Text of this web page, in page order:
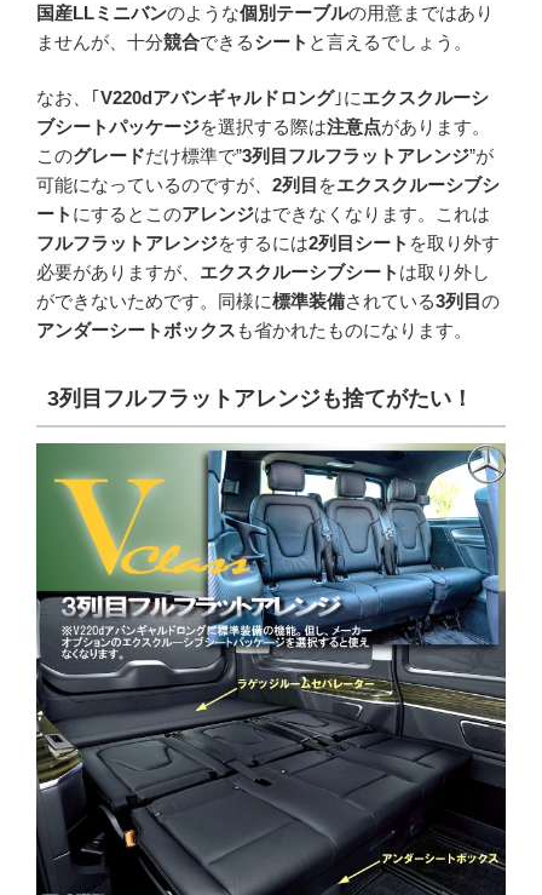
国産LLミニバンのような個別テーブルの用意まではあり
ませんが、十分競合できるシート と言えるでしょう。
なお、｢V220dアバンギャルドロング｣にエクスクルーシ
ブシートパッケージを選択する際は注意点があります。
このグレードだけ標準で”3列目フルフラットアレンジ”が
可能になっているのですが、 2列目 をエクスクルーシブシ
ート にするとこのアレンジはできなくなります。これは
フルフラットアレンジをするには2列目シート を取り外す
必要がありますが、 エクスクルーシブシート は取り外し
ができないためです。同様に標準装備されている3列目 の
アンダーシートボックス も省かれたものになります。
3列目フルフラットアレンジも捨てがたい！